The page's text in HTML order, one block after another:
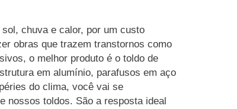
chuva e calor, por um custo
obras que trazem transtornos como
o melhor produto é o toldo de
em alumínio, parafusos em aço
do clima, você vai se
nossos toldos. São a resposta ideal